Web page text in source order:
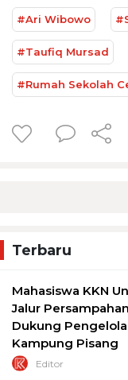
#Ari Wibowo
#Taufiq Mursad
#Rumah Sekolah
Terbaru
Mahasiswa KKN
Jalur
Dukung
Kampung Pisang
Editor